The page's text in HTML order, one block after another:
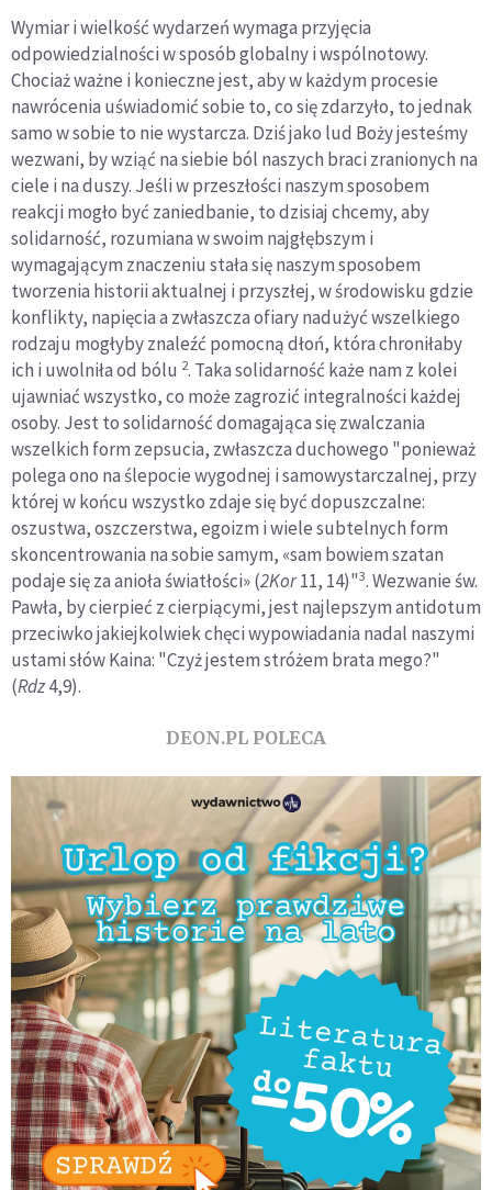
Wymiar i wielkość wydarzeń wymaga przyjęcia
odpowiedzialności w sposób globalny i wspólnotowy.
Chociaż ważne i konieczne jest, aby w każdym procesie
nawrócenia uświadomić sobie to, co się zdarzyło, to jednak
samo w sobie to nie wystarcza. Dziś jako lud Boży jesteśmy
wezwani, by wziąć na siebie ból naszych braci zranionych na
ciele i na duszy. Jeśli w przeszłości naszym sposobem
reakcji mogło być zaniedbanie, to dzisiaj chcemy, aby
solidarność, rozumiana w swoim najgłębszym i
wymagającym znaczeniu stała się naszym sposobem
tworzenia historii aktualnej i przyszłej, w środowisku gdzie
konflikty, napięcia a zwłaszcza ofiary nadużyć wszelkiego
rodzaju mogłyby znaleźć pomocną dłoń, która chroniłaby
ich i uwolniła od bólu 2. Taka solidarność każe nam z kolei
ujawniać wszystko, co może zagrozić integralności każdej
osoby. Jest to solidarność domagająca się zwalczania
wszelkich form zepsucia, zwłaszcza duchowego "ponieważ
polega ono na ślepocie wygodnej i samowystarczalnej, przy
której w końcu wszystko zdaje się być dopuszczalne:
oszustwa, oszczerstwa, egoizm i wiele subtelnych form
skoncentrowania na sobie samym, «sam bowiem szatan
podaje się za anioła światłości» (2Kor11, 14)"3. Wezwanie św.
Pawła, by cierpieć z cierpiącymi, jest najlepszym antidotum
przeciwko jakiejkolwiek chęci wypowiadania nadal naszymi
ustami słów Kaina: "Czyż jestem stróżem brata mego?"
(Rdz4,9).
DEON.PL POLECA